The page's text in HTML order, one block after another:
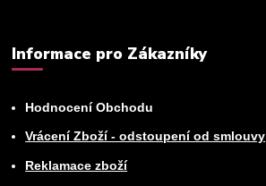
Informace pro Zákazníky
Hodnocení Obchodu
Vrácení Zboží - odstoupení od smlouvy
Reklamace zboží